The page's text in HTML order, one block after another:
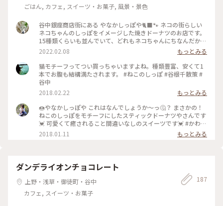
ごはん, カフェ, スイーツ・お菓子, 風景・景色
谷中銀座商店街にある やなかしっぽや🐈‍⬛🐾 ネコの街らしい
ネコちゃんのしっぽをイメージした焼きドーナツのお店です。
15種類くらいも並んでいて、どれもネコちゃんにちなんだかわ
いらしいネーミング。定番のものだけでなく季節限定のものも
あって選ぶのも楽しいひとときです。 素材にもこだわってい
て、やさしい味のドーナツは谷中さんぽのおみやげにぴったり
だと思います。 ・ 以前にも訪れたことがありましたが、こち
らも変わらずの美味しさでした。どこか懐かしさを感じるよう
なほっとする味、幅広い世代に好まれる味だと思います。 #や
なかしっぽや #谷中銀座商店街 #谷中銀座 #谷中 #日暮里 #東京
#商店街 #ねこさんぽ #手みやげ #おやつ
2022.02.08
もっとみる
猫モチーフってつい買っちゃいますよね。種類豊富、安くて1
本でお腹も結構満たされます。 #ねこのしっぽ #谷根千散策 #
谷中
2018.02.22
もっとみる
🍩やなかしっぽや これはなんでしょうか〜っ🤔？ まさかの！
ねこのしっぽをモチーフにしたスティックドーナツやさんです
💓 可愛くて癒されること間違いなしのスイーツです💓 #かわい
い #ことりっぷ東京 #スイーツ
2018.01.11 もっとみる
ダンデライオンチョコレート
上野・浅草・御徒町・谷中
カフェ, スイーツ・お菓子
187